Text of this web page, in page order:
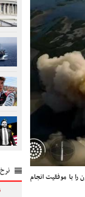
با موفقیت انجام